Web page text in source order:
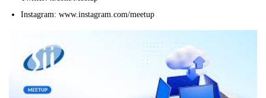
Instagram: www.instagram.com/meetup